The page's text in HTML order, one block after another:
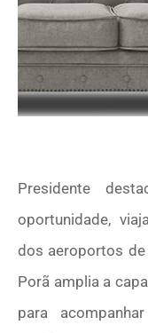
Presidente
oportunidade,
dos aeroportos de
Porã amplia a
para